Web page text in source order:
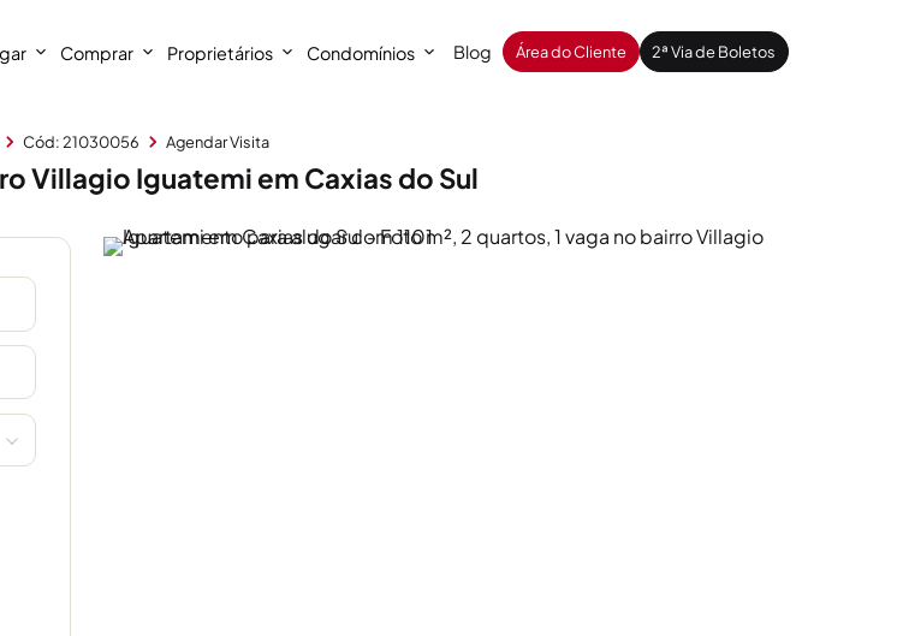
Comprar Proprietários Condomínios Blog Área do Cliente 2ª Via de Boletos
Cód: 21030056 Agendar Visita
Villagio Iguatemi em Caxias do Sul